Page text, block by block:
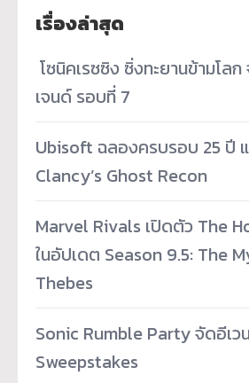
เรื่องล่าสุด
โซนิคเรซซิง ซิ่งทะยานข้ามโล
เจนด์ รอบที่ 7
Ubisoft ฉลองครบรอบ 25 ปี
Clancy’s Ghost Recon
Marvel Rivals เปิดตัว The
ในอัปเดต Season 9.5: The
Thebes
Sonic Rumble Party จัดอีเว
Sweepstakes